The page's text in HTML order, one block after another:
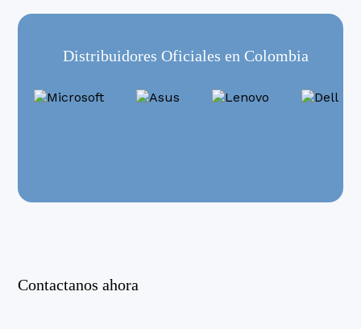
Equipos Gamer
Portatiles
Workstations
Distribuidores Oficiales en Colombia
Contactanos ahora